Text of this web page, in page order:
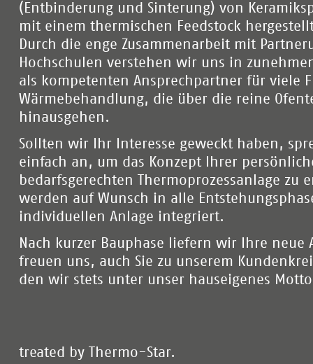
(Entbinderung und Sinterung) von
mit einem thermischen Feedstock
Durch die enge Zusammenarbeit mit
Hochschulen verstehen wir uns in
als kompetenten Ansprechpartner für viele
Wärmebehandlung, die über die reine
hinausgehen.
Sollten wir Ihr Interesse geweckt haben,
einfach an, um das Konzept Ihrer
bedarfsgerechten Thermoprozessanlage zu
werden auf Wunsch in alle
individuellen Anlage integriert.
Nach kurzer Bauphase liefern wir Ihre neue
freuen uns, auch Sie zu unserem
den wir stets unter unser hauseigenes
treated by Thermo-Star.